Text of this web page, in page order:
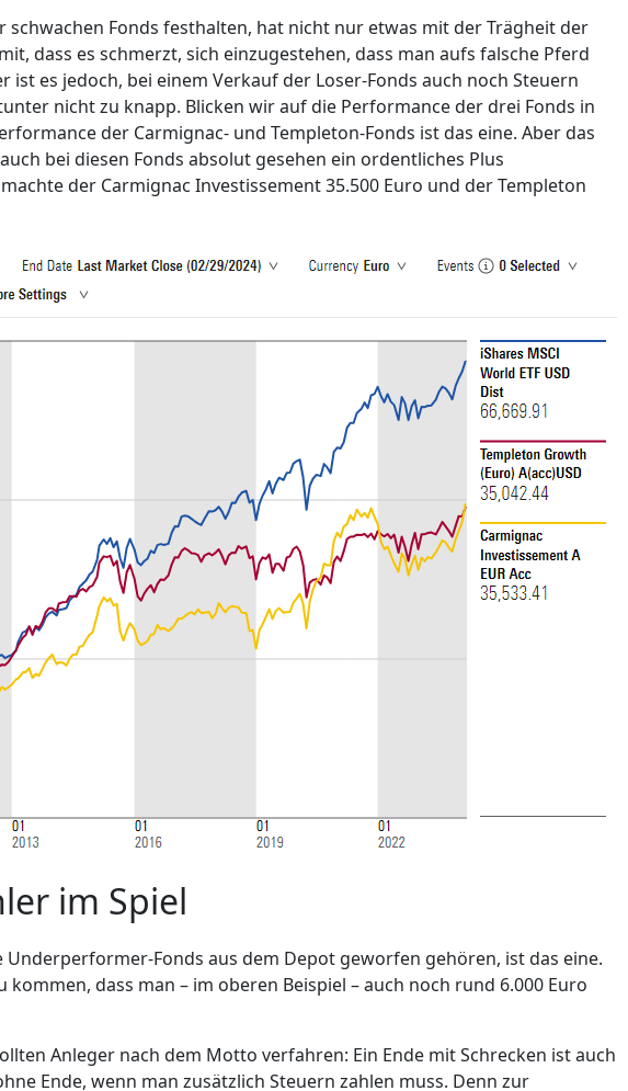
schwachen Fonds festhalten, hat nicht nur etwas mit der Trägheit der
dass es schmerzt, sich einzugestehen, dass man aufs falsche Pferd
ist es jedoch, bei einem Verkauf der Loser-Fonds auch noch Steuern
nicht zu knapp. Blicken wir auf die Performance der drei Fonds in
der Carmignac- und Templeton-Fonds ist das eine. Aber das
bei diesen Fonds absolut gesehen ein ordentliches Plus
der Carmignac Investissement 35.500 Euro und der Templeton
im Spiel
Underperformer-Fonds aus dem Depot geworfen gehören, ist das eine.
dass man – im oberen Beispiel – auch noch rund 6.000 Euro
Anleger nach dem Motto verfahren: Ein Ende mit Schrecken ist auch
Ende, wenn man zusätzlich Steuern zahlen muss. Denn zur